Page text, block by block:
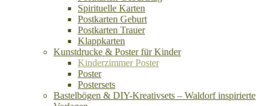
Spirituelle Karten
Postkarten Geburt
Postkarten Trauer
Klappkarten
Kunstdrucke & Poster für Kinder
Kinderzimmer Poster
Poster
Postersets
Bastelbögen & DIY-Kreativsets – Waldorf inspirierte